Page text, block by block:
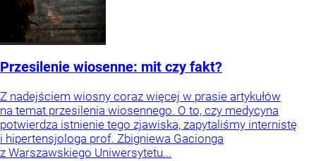
Przesilenie wiosenne: mit czy fakt?
Z nadejściem wiosny coraz więcej w prasie artykułów
na temat przesilenia wiosennego. O to, czy medycyna
potwierdza istnienie tego zjawiska, zapytaliśmy internistę
i hipertensjologa prof. Zbigniewa Gacionga
z Warszawskiego Uniwersytetu...